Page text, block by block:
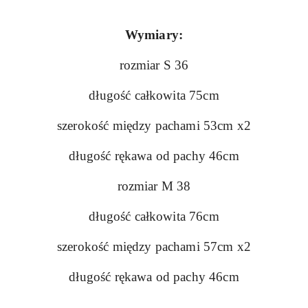
Wymiary:
rozmiar S 36
długość całkowita 75cm
szerokość między pachami 53cm x2
długość rękawa od pachy 46cm
rozmiar M 38
długość całkowita 76cm
szerokość między pachami 57cm x2
długość rękawa od pachy 46cm